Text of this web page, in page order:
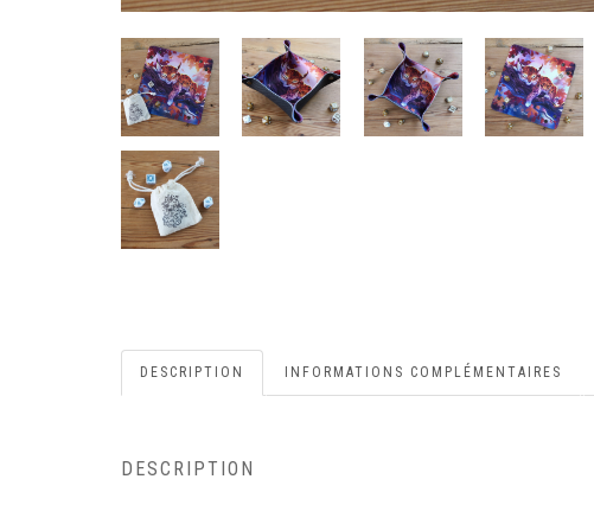
DESCRIPTION INFORMATIONS COMPLÉMENTAIRES
DESCRIPTION